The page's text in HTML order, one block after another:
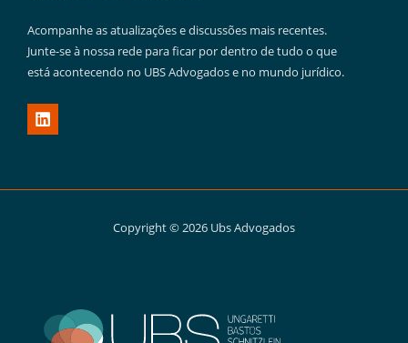
Acompanhe as atualizações e discussões mais recentes.
Junte-se à nossa rede para ficar por dentro de tudo o que
está acontecendo no UBS Advogados e no mundo jurídico.
Copyright © 2026 Ubs Advogados